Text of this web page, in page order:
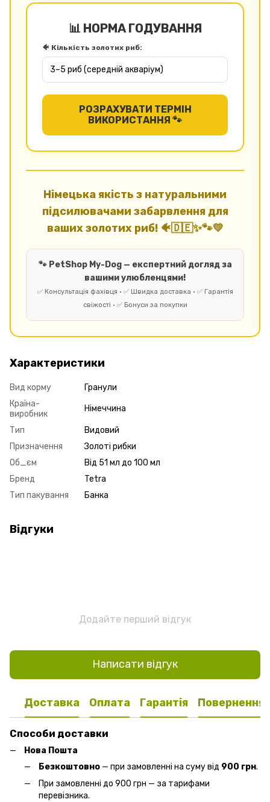
📊 НОРМА ГОДУВАННЯ
🐠 Кількість золотих риб:
РОЗРАХУВАТИ ТЕРМІН
ВИКОРИСТАННЯ 🐾
Німецька якість з натуральними
підсилювачами забарвлення для
ваших золотих риб! 🐠🇩🇪✨🐾💛
🐾 PetShop My-Dog — експертний догляд за
вашими улюбленцями!
✅ Консультація фахівця • ✅ Швидка доставка • ✅ Гарантія
свіжості • ✅ Бонуси за покупки
Характеристики
Вид корму
Гранули
Країна-
виробник
Німеччина
Тип
Видовий
Призначення
Золоті рибки
Об_єм
Від 51 мл до 100 мл
Бренд
Tetra
Тип пакування
Банка
Відгуки
Додайте перший відгук
Написати відгук
Доставка Оплата Гарантія Повернення
Способи доставки
Нова Пошта
Безкоштовно — при замовленні на суму від 900 грн.
При замовленні до 900 грн — за тарифами
перевізника.